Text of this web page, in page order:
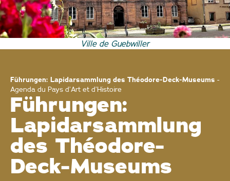
Ville de Guebwiller
Führungen: Lapidarsammlung des Théodore-Deck-Museums -
Agenda du Pays d’Art et d’Histoire
Führungen:
Lapidarsammlung
des Théodore-
Deck-Museums